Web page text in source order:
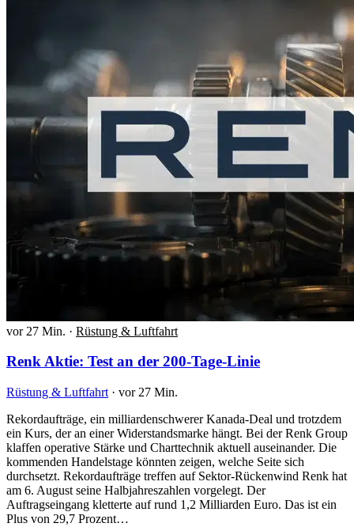
vor 27 Min. · Rüstung & Luftfahrt
Renk Aktie: Test an der 200-Tage-Linie
Rüstung & Luftfahrt · vor 27 Min.
Rekordaufträge, ein milliardenschwerer Kanada-Deal und trotzdem
ein Kurs, der an einer Widerstandsmarke hängt. Bei der Renk Group
klaffen operative Stärke und Charttechnik aktuell auseinander. Die
kommenden Handelstage könnten zeigen, welche Seite sich
durchsetzt. Rekordaufträge treffen auf Sektor-Rückenwind Renk hat
am 6. August seine Halbjahreszahlen vorgelegt. Der
Auftragseingang kletterte auf rund 1,2 Milliarden Euro. Das ist ein
Plus von 29,7 Prozent…